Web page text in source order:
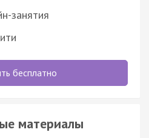
занятия
бесплатно
материалы